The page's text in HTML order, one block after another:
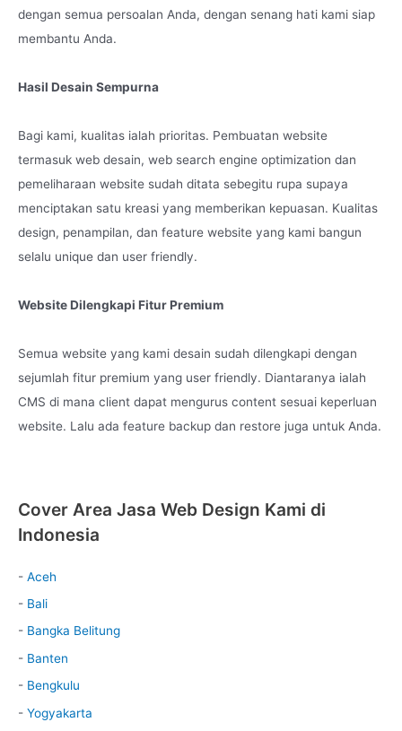
dengan semua persoalan Anda, dengan senang hati kami siap
membantu Anda.
Hasil Desain Sempurna
Bagi kami, kualitas ialah prioritas. Pembuatan website
termasuk web desain, web search engine optimization dan
pemeliharaan website sudah ditata sebegitu rupa supaya
menciptakan satu kreasi yang memberikan kepuasan. Kualitas
design, penampilan, dan feature website yang kami bangun
selalu unique dan user friendly.
Website Dilengkapi Fitur Premium
Semua website yang kami desain sudah dilengkapi dengan
sejumlah fitur premium yang user friendly. Diantaranya ialah
CMS di mana client dapat mengurus content sesuai keperluan
website. Lalu ada feature backup dan restore juga untuk Anda.
Cover Area Jasa Web Design Kami di
Indonesia
- Aceh
- Bali
- Bangka Belitung
- Banten
- Bengkulu
- Yogyakarta